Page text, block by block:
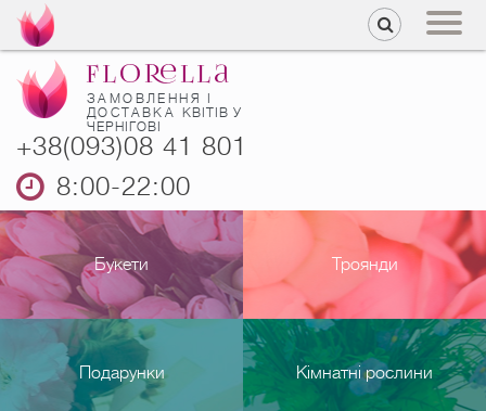
ЗАМОВЛЕННЯ І
ДОСТАВКА КВІТІВ У
ЧЕРНІГОВІ
+38(093)08 41 801
8:00-22:00
Букети Троянди
Подарунки Кімнатні рослини